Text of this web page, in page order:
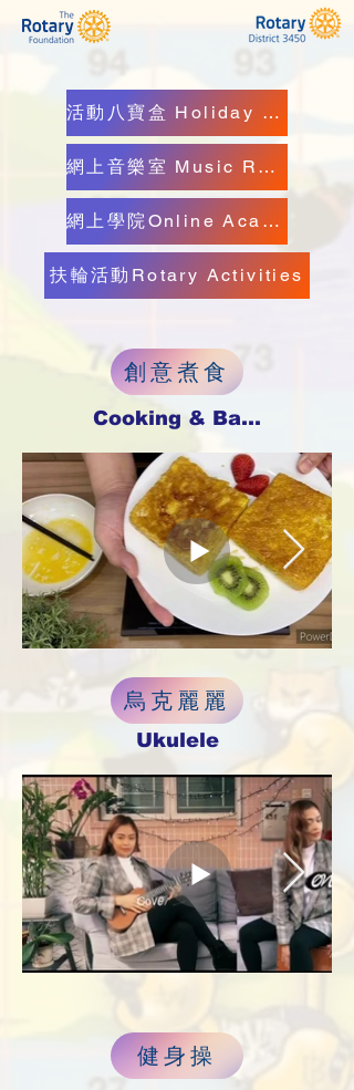
活動八寶盒 Holiday Kit
網上音樂室 Music Room
網上學院Online Academy
扶輪活動Rotary Activities
創意煮食
Cooking & Baking
烏克麗麗
Ukulele
健身操